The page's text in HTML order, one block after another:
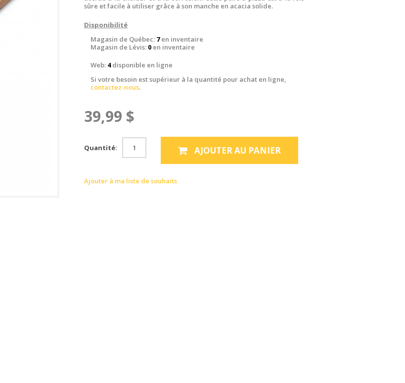
sûre et facile à utiliser grâce à son manche en acacia solide.
Disponibilité
Magasin de Québec: 7en inventaire
Magasin de Lévis: 0 en inventaire
Web: 4disponible en ligne
Si votre besoin est supérieur à la quantité pour achat en ligne,
contactez-nous.
39,99 $
Quantité: AJOUTER AU PANIER
Ajouter à ma liste de souhaits